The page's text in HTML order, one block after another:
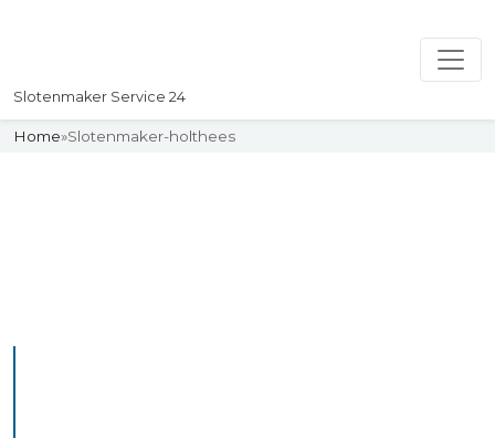
Slotenmaker Service 24
Home»Slotenmaker-holthees